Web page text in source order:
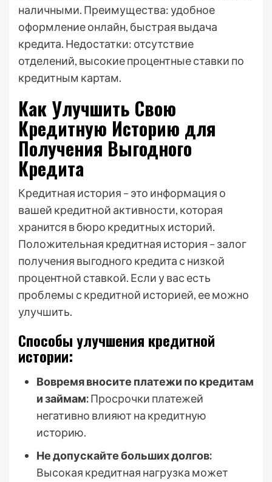
наличными. Преимущества: удобное
оформление онлайн, быстрая выдача
кредита. Недостатки: отсутствие
отделений, высокие процентные ставки по
кредитным картам.
Как Улучшить Свою
Кредитную Историю для
Получения Выгодного
Кредита
Кредитная история – это информация о
вашей кредитной активности, которая
хранится в бюро кредитных историй.
Положительная кредитная история – залог
получения выгодного кредита с низкой
процентной ставкой. Если у вас есть
проблемы с кредитной историей, ее можно
улучшить.
Способы улучшения кредитной
истории:
Вовремя вносите платежи по кредитам
и займам:Просрочки платежей
негативно влияют на кредитную
историю.
Не допускайте больших долгов:
Высокая кредитная нагрузка может